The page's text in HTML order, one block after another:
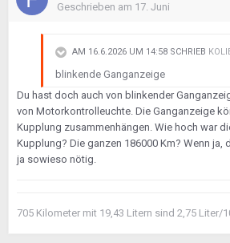
Geschrieben am 17. Juni
AM 16.6.2026 UM 14:58 SCHRIEB
blinkende Ganganzeige
Du hast doch auch von blinkender
von Motorkontrolleuchte. Die Ganganzeige
Kupplung zusammenhängen. Wie hoch war
Kupplung? Die ganzen 186000 Km? Wenn ja,
ja sowieso nötig.
705 Kilometer mit 19,43 Litern sind 2,75 Liter/